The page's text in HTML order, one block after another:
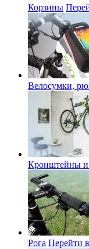
Корзины
Велосумки,
Кронштейны и
Рога Перейти